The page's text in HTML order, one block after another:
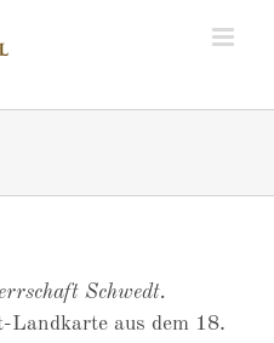
Schwedt.
aus dem 18.